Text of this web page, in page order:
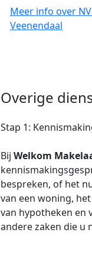
Meer info over
Veenendaal
Overige
Stap 1:
Bij Welkom
bespreken, of het
van een woning,
van hypotheken en
andere zaken die u